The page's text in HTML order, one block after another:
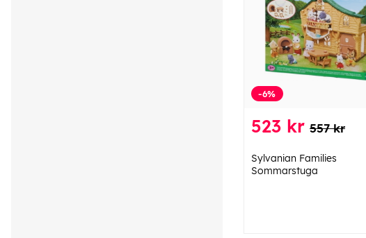
-6%
523 kr 557 kr
Sylvanian Families
Sommarstuga